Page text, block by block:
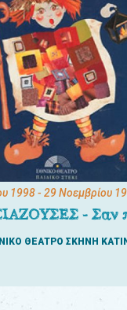
1998- 29 Νοεμβρίου
- Σαν
ΘΕΑΤΡΟ ΣΚΗΝΗ